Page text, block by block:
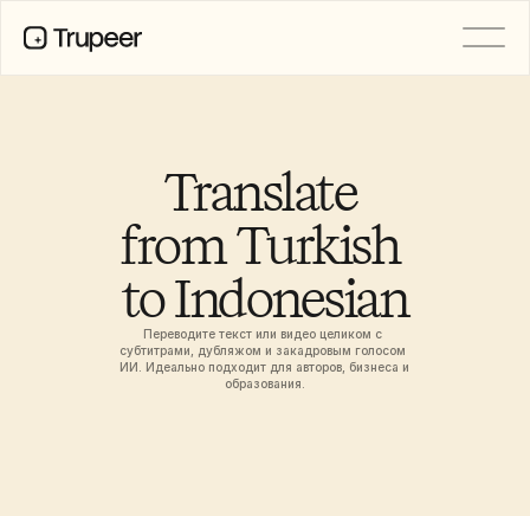
Translate
from Turkish
to Indonesian
Переводите текст или видео целиком с
субтитрами, дубляжом и закадровым голосом
ИИ. Идеально подходит для авторов, бизнеса и
образования.
AI Screen Recording